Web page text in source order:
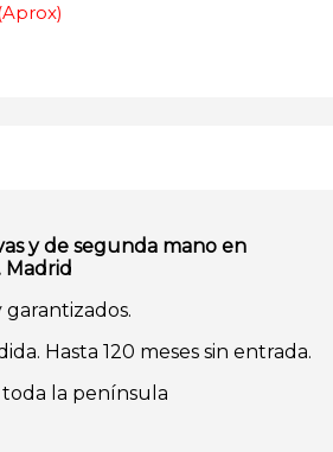
y de segunda mano en
Madrid
garantizados.
Hasta 120 meses sin entrada.
la península